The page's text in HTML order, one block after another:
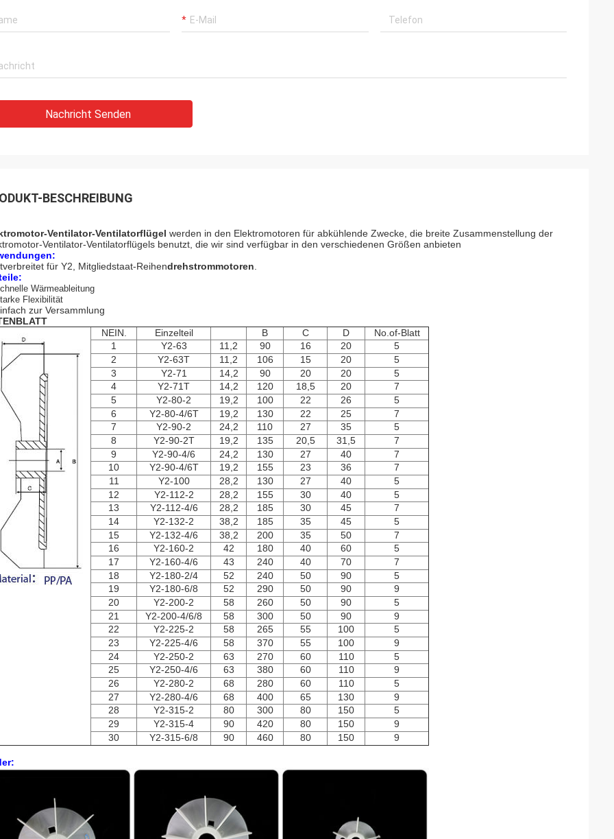
Nachricht Senden
BESCHREIBUNG
Ventilator-Ventilatorflügel werden in den Elektromotoren für abkühlende Zwecke, die breite Zusammenstellung der
Ventilator-Ventilatorflügels benutzt, die wir sind verfügbar in den verschiedenen Größen anbieten
für Y2, Mitgliedstaat-Reihendrehstrommotoren
Wärmeableitung
Flexibilität
zur Versammlung
NEIN.
Einzelteil B C D
No.of-Blatt
1
Y2-63 11,2 90 16 20
5
2
Y2-63T 11,2 106 15 20
5
3
Y2-71 14,2 90 20 20
5
4
Y2-71T 14,2 120 18,5 20
7
5
Y2-80-2 19,2 100 22 26
5
6
Y2-80-4/6T 19,2 130 22 25
7
7
Y2-90-2 24,2 110 27 35
5
8
Y2-90-2T 19,2 135 20,5 31,5
7
9
Y2-90-4/6 24,2 130 27 40
7
10
Y2-90-4/6T 19,2 155 23 36
7
11
Y2-100 28,2 130 27 40
5
12
Y2-112-2 28,2 155 30 40
5
13
Y2-112-4/6 28,2 185 30 45
7
14
Y2-132-2 38,2 185 35 45
5
15
Y2-132-4/6 38,2 200 35 50
7
16
Y2-160-2 42 180 40 60
5
17
Y2-160-4/6 43 240 40 70
7
18
Y2-180-2/4 52 240 50 90
5
19
Y2-180-6/8 52 290 50 90
9
20
Y2-200-2 58 260 50 90
5
21
Y2-200-4/6/8 58 300 50 90
9
22
Y2-225-2 58 265 55 100
5
23
Y2-225-4/6 58 370 55 100
9
24
Y2-250-2 63 270 60 110
5
25
Y2-250-4/6 63 380 60 110
9
26
Y2-280-2 68 280 60 110
5
27
Y2-280-4/6 68 400 65 130
9
28
Y2-315-2 80 300 80 150
5
29
Y2-315-4 90 420 80 150
9
30
Y2-315-6/8 90 460 80 150 9